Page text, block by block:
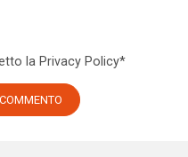
la Privacy Policy*